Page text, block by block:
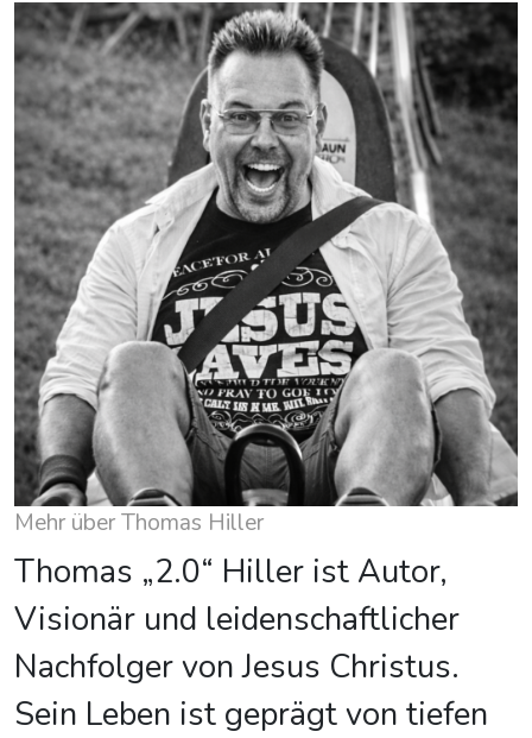
Mehr über Thomas Hiller
Thomas „2.0“ Hiller ist Autor,
Visionär und leidenschaftlicher
Nachfolger von Jesus Christus.
Sein Leben ist geprägt von tiefen